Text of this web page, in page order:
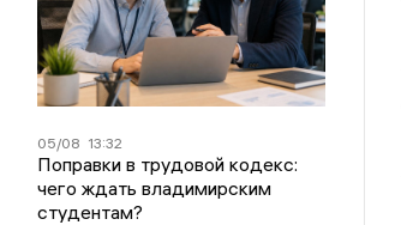
05/08 13:32
Поправки в трудовой кодекс:
чего ждать владимирским
студентам?